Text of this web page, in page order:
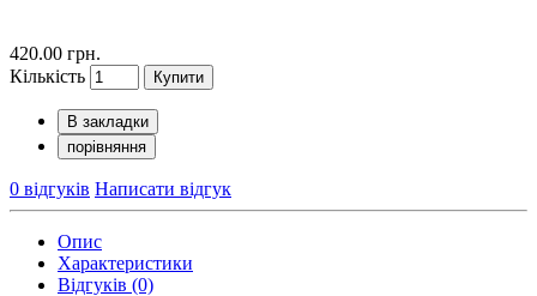
420.00 грн.
Кількість
Купити
В закладки
порівняння
0 відгуків Написати відгук
Опис
Характеристики
Відгуків (0)